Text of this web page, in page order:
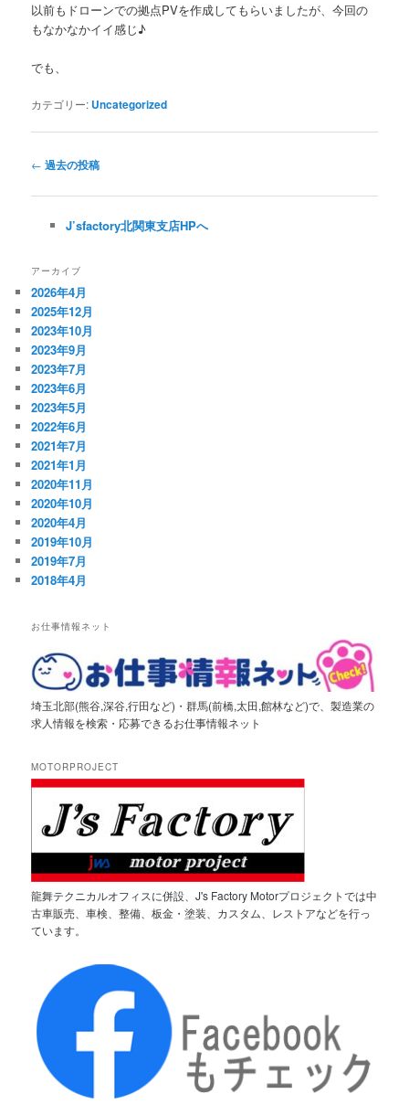
以前もドローンでの拠点PVを作成してもらいましたが、今回の
もなかなかイイ感じ♪
でも、
カテゴリー: Uncategorized
投
ナ
シ
ョ
ン
← 過去の投稿
J’sfactory北関東支店HPへ
アーカイブ
2026年4月
2025年12月
2023年10月
2023年9月
2023年7月
2023年6月
2023年5月
2022年6月
2021年7月
2021年1月
2020年11月
2020年10月
2020年4月
2019年10月
2019年7月
2018年4月
お仕事情報ネット
埼玉北部(熊谷,深谷,行田など)・群馬(前橋,太田,館林など)で、製造業の
求人情報を検索・応募できるお仕事情報ネット
MOTORPROJECT
龍舞テクニカルオフィスに併設、J's Factory Motorプロジェクトでは中
古車販売、車検、整備、板金・塗装、カスタム、レストアなどを行っ
ています。